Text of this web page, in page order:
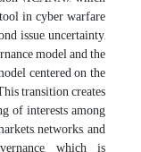
in cyber warfare
issue, uncertainty,
model and the
centered on the
transition creates
of interests among
networks, and